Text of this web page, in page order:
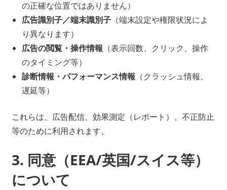
の正確な位置ではありません）
広告識別子／端末識別子（端末設定や権限状況によ
り異なります）
広告の閲覧・操作情報 （表示回数、クリック、操作
のタイミング等）
診断情報・パフォーマンス情報 （クラッシュ情報、
遅延等）
これらは、広告配信、効果測定（レポート）、不正防止
等のために利用されます。
3. 同意（EEA/英国/スイス等）
について